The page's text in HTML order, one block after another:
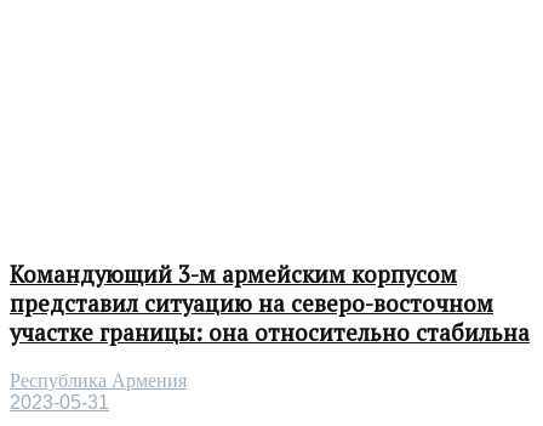
Командующий 3-м армейским корпусом
представил ситуацию на северо-восточном
участке границы: она относительно стабильна
Республика Армения
2023-05-31